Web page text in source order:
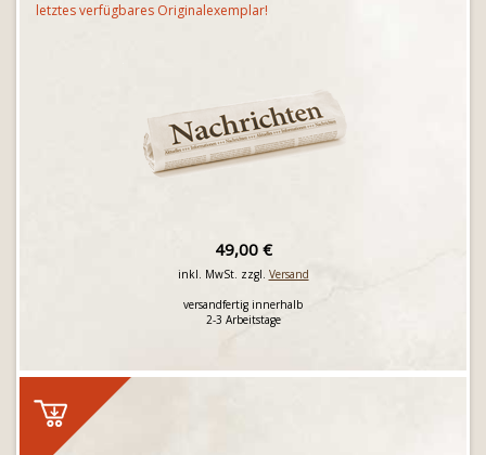
letztes verfügbares Originalexemplar!
49,00 €
inkl. MwSt. zzgl. Versand
versandfertig innerhalb
2-3 Arbeitstage